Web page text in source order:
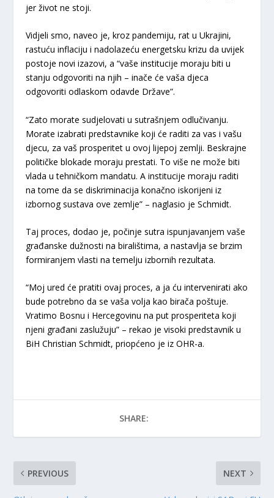
jer život ne stoji.
Vidjeli smo, naveo je, kroz pandemiju, rat u Ukrajini,
rastuću inflaciju i nadolazeću energetsku krizu da uvijek
postoje novi izazovi, a “vaše institucije moraju biti u
stanju odgovoriti na njih – inače će vaša djeca
odgovoriti odlaskom odavde Države”.
“Zato morate sudjelovati u sutrašnjem odlučivanju.
Morate izabrati predstavnike koji će raditi za vas i vašu
djecu, za vaš prosperitet u ovoj lijepoj zemlji. Beskrajne
političke blokade moraju prestati. To više ne može biti
vlada u tehničkom mandatu. A institucije moraju raditi
na tome da se diskriminacija konačno iskorijeni iz
izbornog sustava ove zemlje” – naglasio je Schmidt.
Taj proces, dodao je, počinje sutra ispunjavanjem vaše
građanske dužnosti na biralištima, a nastavlja se brzim
formiranjem vlasti na temelju izbornih rezultata.
“Moj ured će pratiti ovaj proces, a ja ću intervenirati ako
bude potrebno da se vaša volja kao birača poštuje.
Vratimo Bosnu i Hercegovinu na put prosperiteta koji
njeni građani zaslužuju” – rekao je visoki predstavnik u
BiH Christian Schmidt, priopćeno je iz OHR-a.
SHARE:
PREVIOUS NEXT